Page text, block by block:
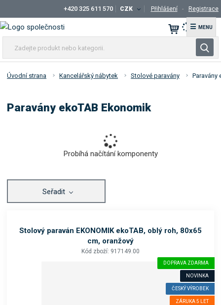
+420 325 611 570 CZK Přihlášení Registrace
d
e
e
o
d
y
h
☰
Úvodní strana Kancelářský nábytek Stolové paravány Paravány
Paravány ekoTAB Ekonomik
Probíhá načítání komponenty
Seřadit
Stolový paraván EKONOMIK ekoTAB, oblý roh, 80x65
cm, oranžový
Kód zboží: 917149.00
DOPRAVA ZDARMA
NOVINKA
ČESKÝ VÝROBEK
ZÁRUKA 5 LET